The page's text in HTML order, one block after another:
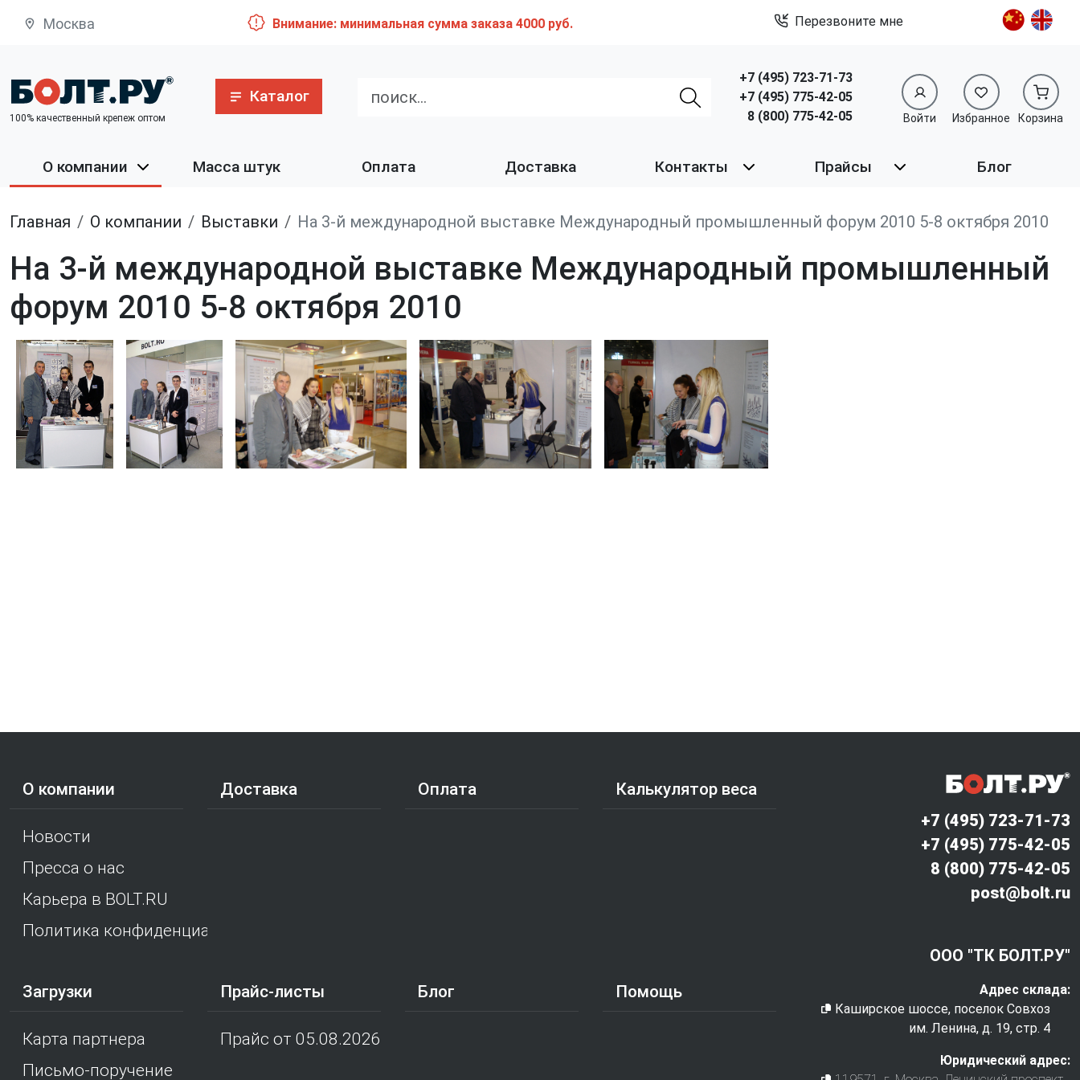
Москва Внимание: минимальная сумма заказа 4000 руб. Перезвоните мне
100% качественный крепеж оптом
Каталог
+7 (495) 723-71-73
+7 (495) 775-42-05
8 (800) 775-42-05
Войти Избранное Корзина
О компании Масса штук Оплата Доставка Контакты Прайсы Блог
Главная О компании Выставки На 3-й международной выставке Международный промышленный форум 2010 5-8 октября 2010
На 3-й международной выставке Международный промышленный
форум 2010 5-8 октября 2010
О компании
Новости
Пресса о нас
Карьера в BOLT.RU
Политика конфиденциальности
Доставка Оплата Калькулятор веса
Загрузки
Карта партнера
Письмо-поручение
Прайс-листы
Прайс от 05.08.2026
Блог Помощь
+7 (495) 723-71-73
+7 (495) 775-42-05
8 (800) 775-42-05
post@bolt.ru
ООО "ТК БОЛТ.РУ"
Адрес склада:
Каширское шоссе, поселок Совхоз
им. Ленина, д. 19, стр. 4
Юридический адрес: